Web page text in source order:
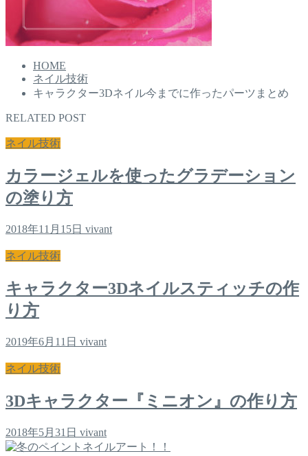
HOME
ネイル技術
キャラクター3Dネイル今までに作ったパーツまとめ
RELATED POST
ネイル技術
カラージェルを使ったグラデーション
の塗り方
2018年11月15日 vivant
ネイル技術
キャラクター3Dネイルスティッチの作
り方
2019年6月11日 vivant
ネイル技術
3Dキャラクター『ミニオン』の作り方
2018年5月31日 vivant